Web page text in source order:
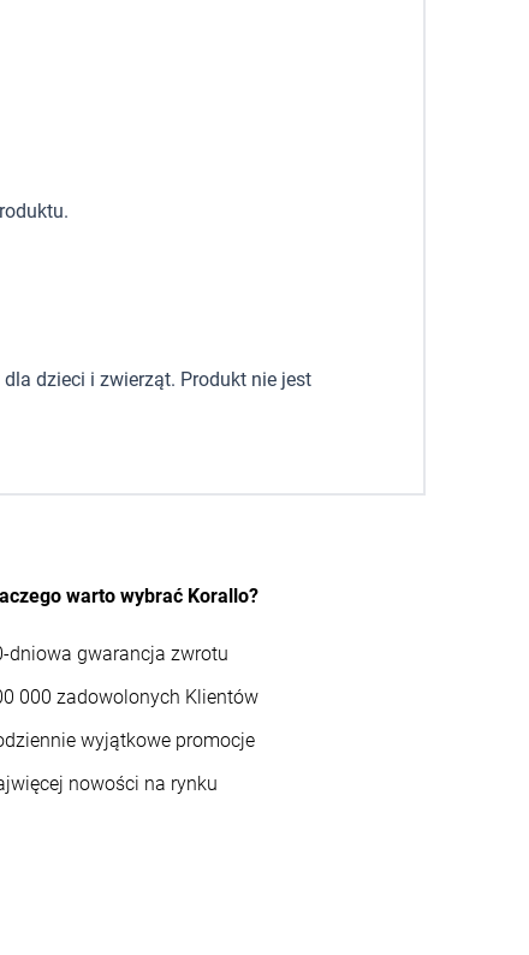
dzieci i zwierząt. Produkt nie jest
warto wybrać Korallo?
dniowa gwarancja zwrotu
000 zadowolonych Klientów
wyjątkowe promocje
nowości na rynku